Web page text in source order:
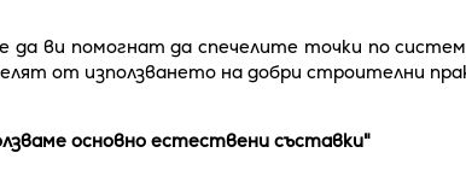
да ви помогнат да спечелите точки по
от използването на добри строителни
основно естествени съставки"